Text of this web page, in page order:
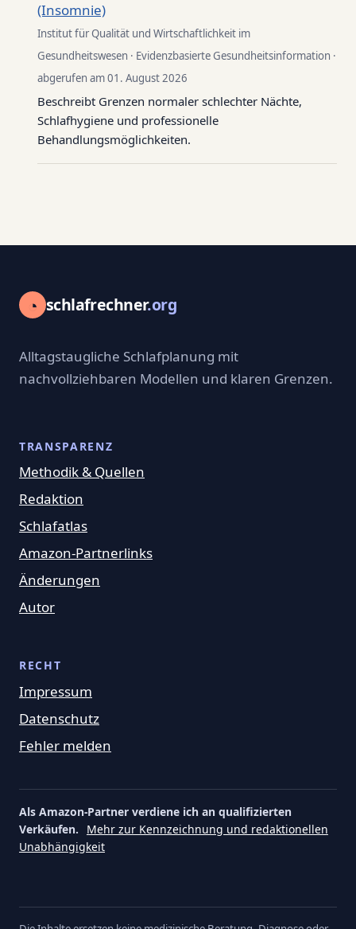
(Insomnie)
Institut für Qualität und Wirtschaftlichkeit im
Gesundheitswesen · Evidenzbasierte Gesundheitsinformation ·
abgerufen am 01. August 2026
Beschreibt Grenzen normaler schlechter Nächte,
Schlafhygiene und professionelle
Behandlungsmöglichkeiten.
◔ schlafrechner.org
Alltagstaugliche Schlafplanung mit
nachvollziehbaren Modellen und klaren Grenzen.
TRANSPARENZ
Methodik & Quellen
Redaktion
Schlafatlas
Amazon-Partnerlinks
Änderungen
Autor
RECHT
Impressum
Datenschutz
Fehler melden
Als Amazon-Partner verdiene ich an qualifizierten
Verkäufen.
Mehr zur Kennzeichnung und redaktionellen
Unabhängigkeit